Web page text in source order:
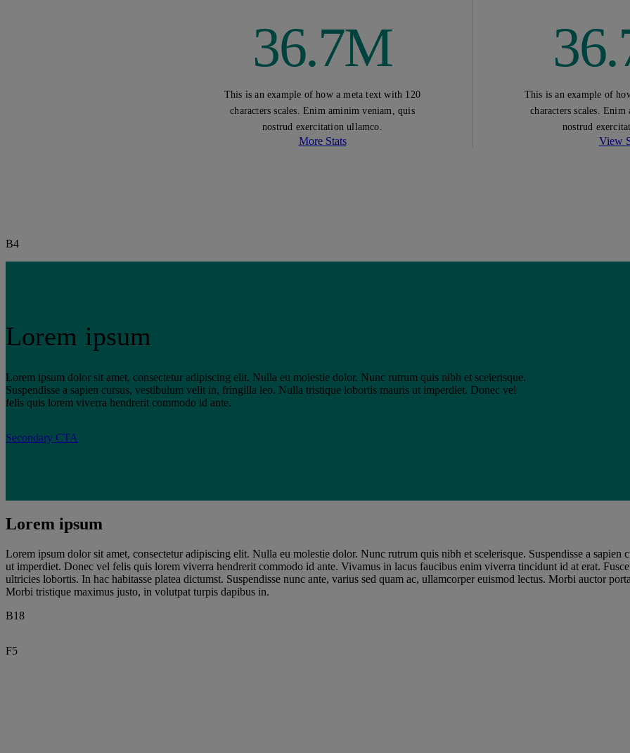
36.7M
This is an example of how a meta text with 120
characters scales. Enim aminim veniam, quis
nostrud exercitation ullamco.
More Stats
This is an example of
characters scales.
nostrud
View
B4
Lorem ipsum
Lorem ipsum dolor sit amet, consectetur adipiscing elit. Nulla eu molestie dolor. Nunc rutrum quis nibh et scelerisque.
Suspendisse a sapien cursus, vestibulum velit in, fringilla leo. Nulla tristique lobortis mauris ut imperdiet. Donec vel
felis quis lorem viverra hendrerit commodo id ante.
Secondary CTA
Lorem ipsum
Lorem ipsum dolor sit amet, consectetur adipiscing elit. Nulla eu molestie dolor. Nunc rutrum quis nibh et scelerisque. Suspendisse a
ut imperdiet. Donec vel felis quis lorem viverra hendrerit commodo id ante. Vivamus in lacus faucibus enim viverra tincidunt id at erat.
ultricies lobortis. In hac habitasse platea dictumst. Suspendisse nunc ante, varius sed quam ac, ullamcorper euismod lectus. Morbi auctor
Morbi tristique maximus justo, in volutpat turpis dapibus in.
B18
F5